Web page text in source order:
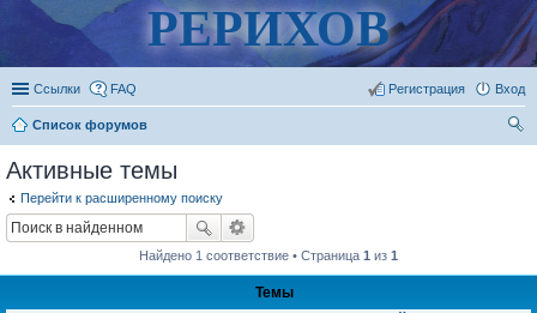
РЕРИХОВ
Ссылки FAQ Вход
Регистрация
Список форумов
Активные темы
Перейти к расширенному поиску
Найдено 1 соответствие • Страница 1 из 1
Темы